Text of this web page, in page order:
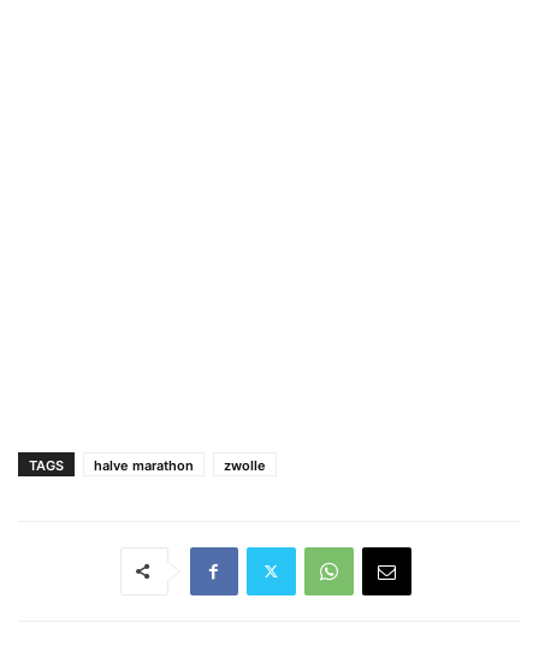
TAGS halve marathon zwolle